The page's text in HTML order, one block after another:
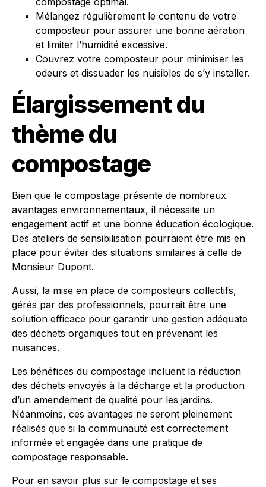
Mélangez régulièrement le contenu de votre
composteur pour assurer une bonne aération
et limiter l’humidité excessive.
Couvrez votre composteur pour minimiser les
odeurs et dissuader les nuisibles de s’y installer.
Élargissement du
thème du
compostage
Bien que le compostage présente de nombreux
avantages environnementaux, il nécessite un
engagement actif et une bonne éducation écologique.
Des ateliers de sensibilisation pourraient être mis en
place pour éviter des situations similaires à celle de
Monsieur Dupont.
Aussi, la mise en place de composteurs collectifs,
gérés par des professionnels, pourrait être une
solution efficace pour garantir une gestion adéquate
des déchets organiques tout en prévenant les
nuisances.
Les bénéfices du compostage incluent la réduction
des déchets envoyés à la décharge et la production
d’un amendement de qualité pour les jardins.
Néanmoins, ces avantages ne seront pleinement
réalisés que si la communauté est correctement
informée et engagée dans une pratique de
compostage responsable.
Pour en savoir plus sur le compostage et ses